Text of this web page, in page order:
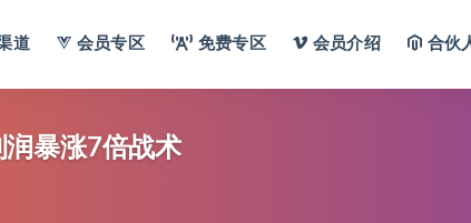
道 会员专区 免费专区 会员介绍 合伙
暴涨7倍战术